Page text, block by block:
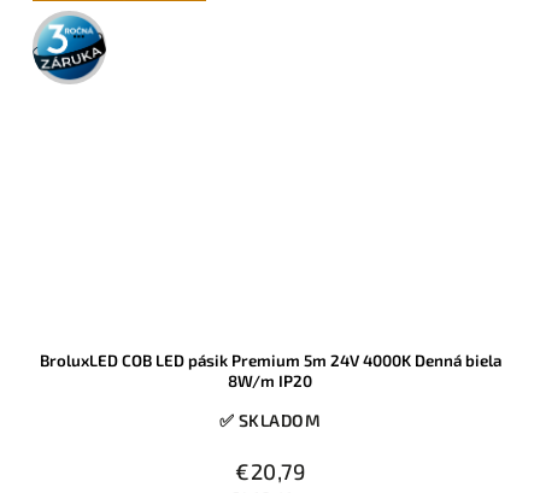
3 roky
záruka
BroluxLED COB LED pásik Premium 5m 24V 4000K Denná biela
8W/m IP20
✅ SKLADOM
€20,79